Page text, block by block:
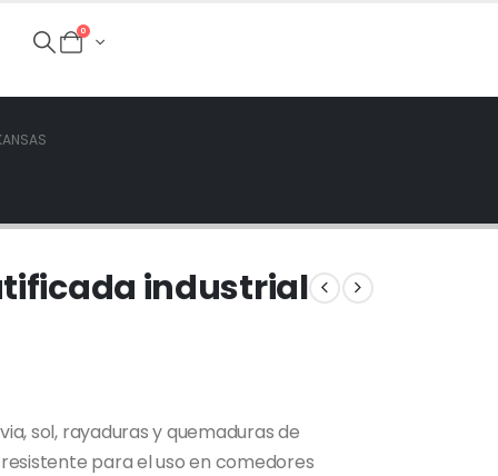
0
industrial
sol, rayaduras y quemaduras de
para el uso en comedores